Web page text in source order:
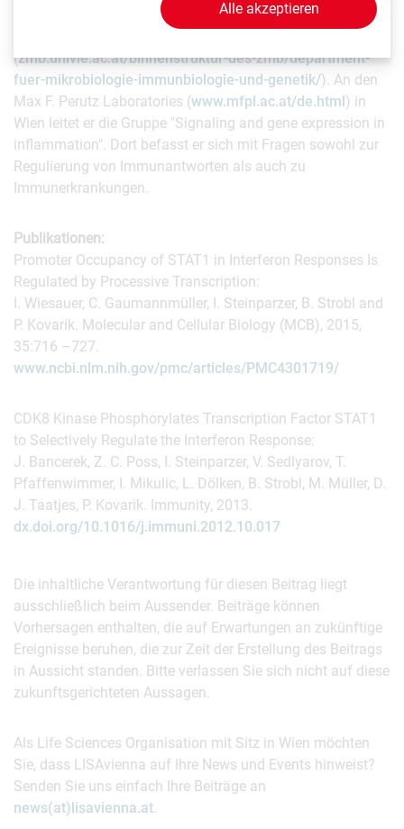
Immunbiologie am Department für Mikrobiologie,
(zmb.univie.ac.at/binnenstruktur-des-zmb/department-
fuer-mikrobiologie-immunbiologie-und-genetik/). An den
Max F. Perutz Laboratories (www.mfpl.ac.at/de.html) in
Wien leitet er die Gruppe "Signaling and gene expression in
inflammation". Dort befasst er sich mit Fragen sowohl zur
Regulierung von Immunantworten als auch zu
Immunerkrankungen.
Publikationen:
Promoter Occupancy of STAT1 in Interferon Responses Is
Regulated by Processive Transcription:
I. Wiesauer, C. Gaumannmüller, I. Steinparzer, B. Strobl and
P. Kovarik. Molecular and Cellular Biology (MCB), 2015,
35:716 –727.
www.ncbi.nlm.nih.gov/pmc/articles/PMC4301719/
CDK8 Kinase Phosphorylates Transcription Factor STAT1
to Selectively Regulate the Interferon Response:
J. Bancerek, Z. C. Poss, I. Steinparzer, V. Sedlyarov, T.
Pfaffenwimmer, I. Mikulic, L. Dölken, B. Strobl, M. Müller, D.
J. Taatjes, P. Kovarik. Immunity, 2013.
dx.doi.org/10.1016/j.immuni.2012.10.017
Die inhaltliche Verantwortung für diesen Beitrag liegt
ausschließlich beim Aussender. Beiträge können
Vorhersagen enthalten, die auf Erwartungen an zukünftige
Ereignisse beruhen, die zur Zeit der Erstellung des Beitrags
in Aussicht standen. Bitte verlassen Sie sich nicht auf diese
zukunftsgerichteten Aussagen.
Als Life Sciences Organisation mit Sitz in Wien möchten
Sie, dass LISAvienna auf Ihre News und Events hinweist?
Senden Sie uns einfach Ihre Beiträge an
news(at)lisavienna.at.
Alle akzeptieren